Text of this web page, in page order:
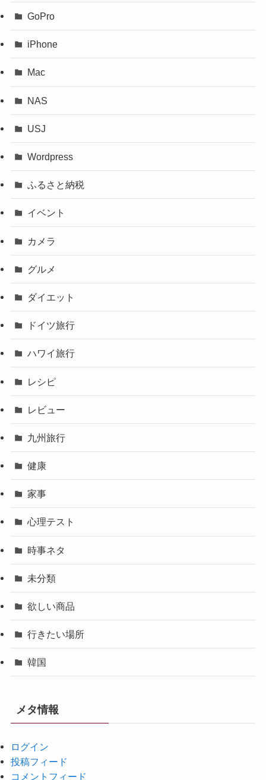
GoPro
iPhone
Mac
NAS
USJ
Wordpress
ふるさと納税
イベント
カメラ
グルメ
ダイエット
ドイツ旅行
ハワイ旅行
レシピ
レビュー
九州旅行
健康
家事
心理テスト
時事ネタ
未分類
欲しい商品
行きたい場所
韓国
メタ情報
ログイン
投稿フィード
コメントフィード